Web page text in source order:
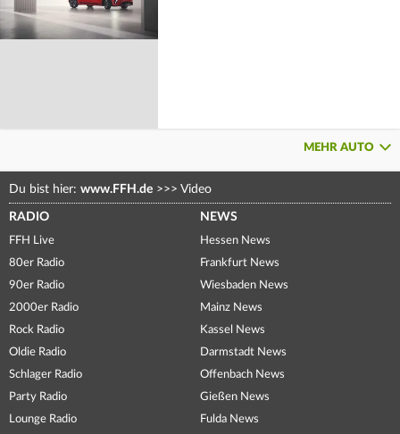
MEHR AUTO
Du bist hier: www.FFH.de >>> Video
RADIO
FFH Live
80er Radio
90er Radio
2000er Radio
Rock Radio
Oldie Radio
Schlager Radio
Party Radio
Lounge Radio
NEWS
Hessen News
Frankfurt News
Wiesbaden News
Mainz News
Kassel News
Darmstadt News
Offenbach News
Gießen News
Fulda News